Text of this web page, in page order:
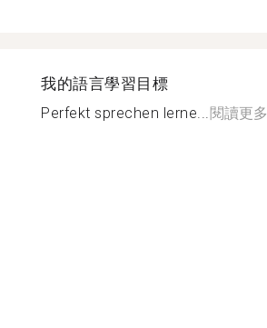
我的語言學習目標
Perfekt sprechen lerne...閱讀更多